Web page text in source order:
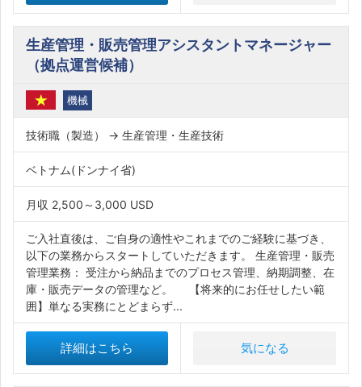
生産管理・販売管理アシスタントマネージャー
（拠点運営候補）
機械
技術職（製造） → 生産管理・生産技術
ベトナム(ドンナイ省)
月収 2,500～3,000 USD
ご入社直後は、ご自身の適性やこれまでのご経験に基づき、
以下の業務からスタートしていただきます。 生産管理・販売
管理業務： 受注から納品までのプロセス管理、納期調整、在
庫・販売データの管理など。 【将来的にお任せしたい範
囲】単なる実務にとどまらず...
詳細はこちら 気になる